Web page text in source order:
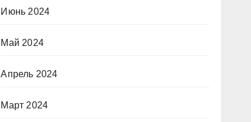
Июнь 2024
Май 2024
Апрель 2024
Март 2024